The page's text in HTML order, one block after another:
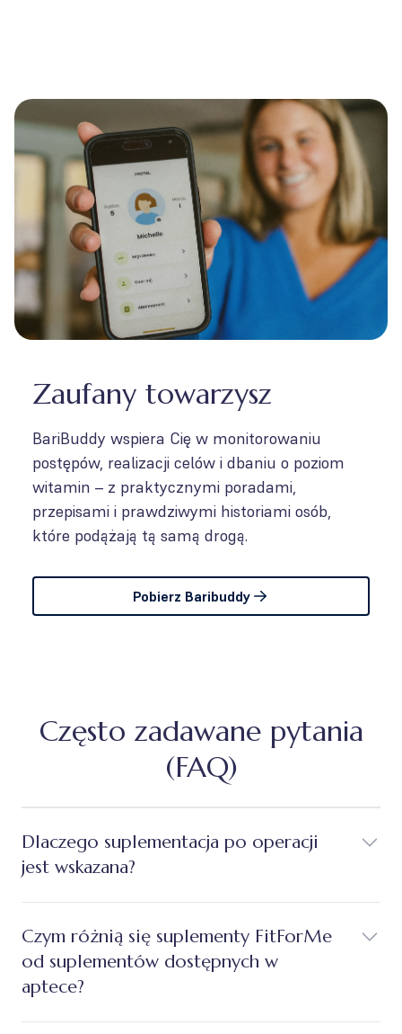
Zaufany towarzysz
BariBuddy wspiera Cię w monitorowaniu
postępów, realizacji celów i dbaniu o poziom
witamin – z praktycznymi poradami,
przepisami i prawdziwymi historiami osób,
które podążają tą samą drogą.
Pobierz Baribuddy
Często zadawane pytania
(FAQ)
Dlaczego suplementacja po operacji
jest wskazana?
Czym różnią się suplementy FitForMe
od suplementów dostępnych w
aptece?